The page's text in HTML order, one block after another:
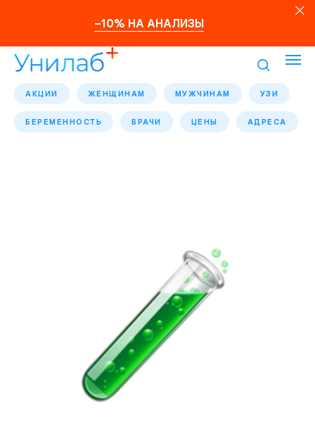
–10% НА АНАЛИЗЫ
АКЦИИ ЖЕНЩИНАМ МУЖЧИНАМ УЗИ
БЕРЕМЕННОСТЬ ВРАЧИ ЦЕНЫ АДРЕСА